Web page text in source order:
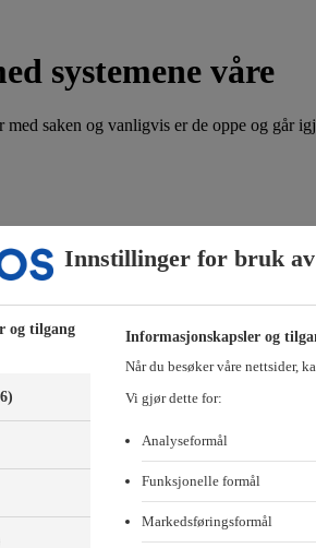
systemene våre
saken og vanligvis er de oppe og
bolig det gjelder. Husk å få med ditt
posten til:
hammersborg@obos.no
posten til:forkjop@obos.no
Styrerommet eller
Innstillinger for bruk
og tilgang
Informasjonskapsler og
Når du besøker våre nettsider,
Vi gjør dette for:
Analyseformål
Funksjonelle formål
Markedsføringsformål